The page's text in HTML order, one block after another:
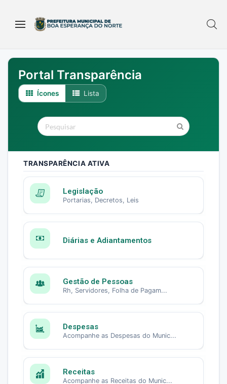
Portal Transparência
Ícones Lista
TRANSPARÊNCIA ATIVA
Legislação
Portarias, Decretos, Leis
Diárias e Adiantamentos
Gestão de Pessoas
Rh, Servidores, Folha de Pagam...
Despesas
Acompanhe as Despesas do Munic...
Receitas
Acompanhe as Receitas do Munic...